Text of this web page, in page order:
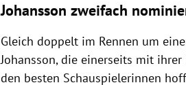
Johansson zweifach
Gleich doppelt im Rennen um
Johansson, die einerseits mit ihrer
den besten Schauspielerinnen